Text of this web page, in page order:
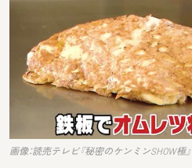
画像：読売テレビ『秘密のケンミンSHOW極』